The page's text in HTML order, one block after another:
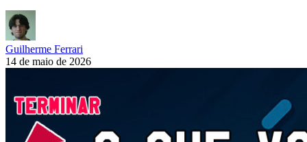
Guilherme Ferrari
14 de maio de 2026